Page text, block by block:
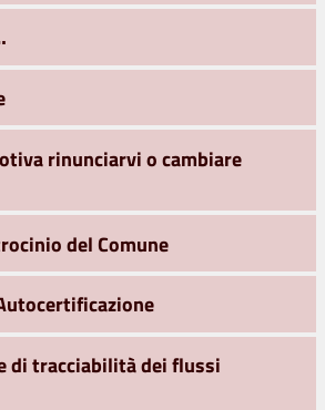
rinunciarvi o cambiare
del Comune
di tracciabilità dei flussi